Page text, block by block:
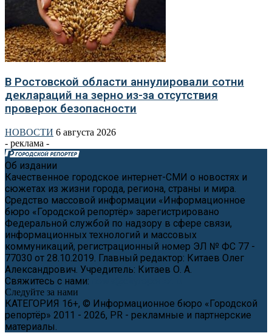
В Ростовской области аннулировали сотни
деклараций на зерно из-за отсутствия
проверок безопасности
НОВОСТИ 6 августа 2026
- реклама -
Об издании
Качественное городское интернет-СМИ о новостях и
сюжетах из жизни города, региона, страны и мира.
Средство массовой информации «Информационное
бюро «Городской репортёр» зарегистрировано
Федеральной службой по надзору в сфере связи,
информационных технологий и массовых
коммуникаций, регистрационный номер ЭЛ № ФС 77 -
77030 от 28.10.2019. Главный редактор: Китаев Олег
Александрович. Учредитель: Китаев О. А.
Свяжитесь с нами:
Следуйте за нами
КАТЕГОРИЯ 16+, © Информационное бюро «Городской
репортёр» 2011 - 2026, PR - рекламные и партнерские
материалы.